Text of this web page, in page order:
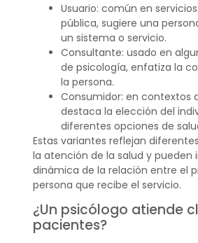
Usuario: común en
pública, sugiere una
un sistema o servicio.
Consultante: usado en
de psicología, enfatiza la
la persona.
Consumidor: en contextos
destaca la elección del
diferentes opciones de
Estas variantes reflejan
la atención de la salud y pueden
dinámica de la relación entre el
persona que recibe el servicio.
¿Un psicólogo atiende
pacientes?